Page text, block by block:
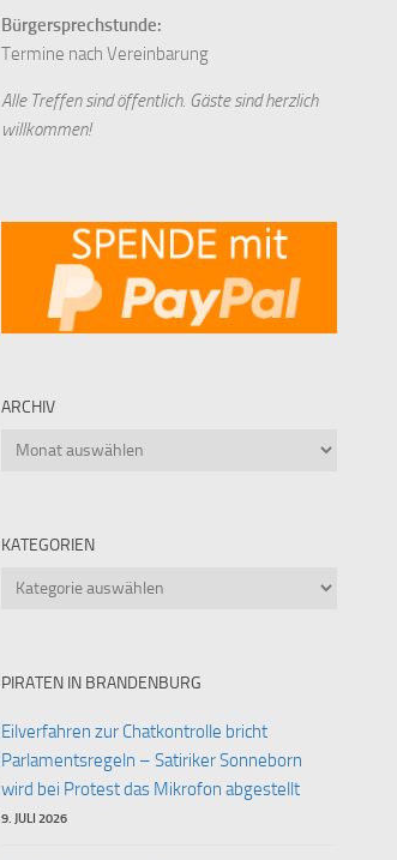
Bürgersprechstunde:
Termine nach Vereinbarung
Alle Treffen sind öffentlich. Gäste sind herzlich
willkommen!
ARCHIV
Archiv
KATEGORIEN
Kategorien
PIRATEN IN BRANDENBURG
Eilverfahren zur Chatkontrolle bricht
Parlamentsregeln – Satiriker Sonneborn
wird bei Protest das Mikrofon abgestellt
9. JULI 2026